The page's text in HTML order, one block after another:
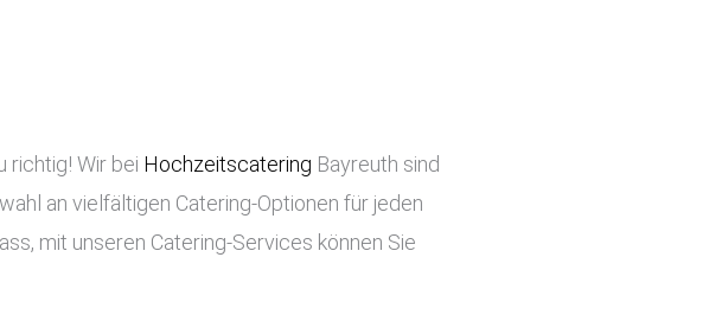
richtig! Wir bei Hochzeitscatering Bayreuth sind
an vielfältigen Catering-Optionen für jeden
mit unseren Catering-Services können Sie